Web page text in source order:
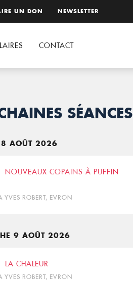
UN DON NEWSLETTER
CONTACT
SÉANCES
8 AOÛT 2026
NOUVEAUX COPAINS À PUFFIN
YVES ROBERT, EVRON
9 AOÛT 2026
LA CHALEUR
YVES ROBERT, EVRON